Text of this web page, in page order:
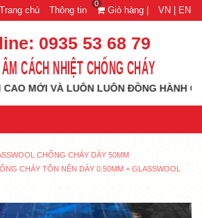
Trang chủ Thông tin
0
Giỏ hàng | VN | EN
0935 53 68 79
CÁCH NHIỆT CHỐNG CHÁY
VÀ LUÔN LUÔN ĐỒNG HÀNH CÙNG
CHỐNG CHÁY DÀY 50MM
CHÁY TÔN NỀN DÀY 0.50MM + GLASSWOOL